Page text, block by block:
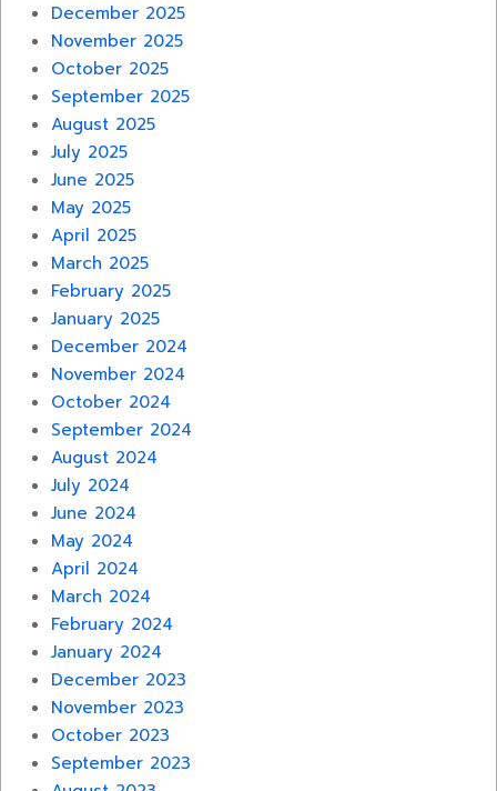
December 2025
November 2025
October 2025
September 2025
August 2025
July 2025
June 2025
May 2025
April 2025
March 2025
February 2025
January 2025
December 2024
November 2024
October 2024
September 2024
August 2024
July 2024
June 2024
May 2024
April 2024
March 2024
February 2024
January 2024
December 2023
November 2023
October 2023
September 2023